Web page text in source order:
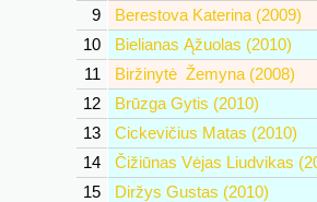
9
Berestova Katerina (2009)
10
Bielianas Ąžuolas (2010)
11
Biržinytė Žemyna (2008)
12
Brūzga Gytis (2010)
13
Cickevičius Matas (2010)
14
Čižiūnas Vėjas Liudvikas
15
Diržys Gustas (2010)